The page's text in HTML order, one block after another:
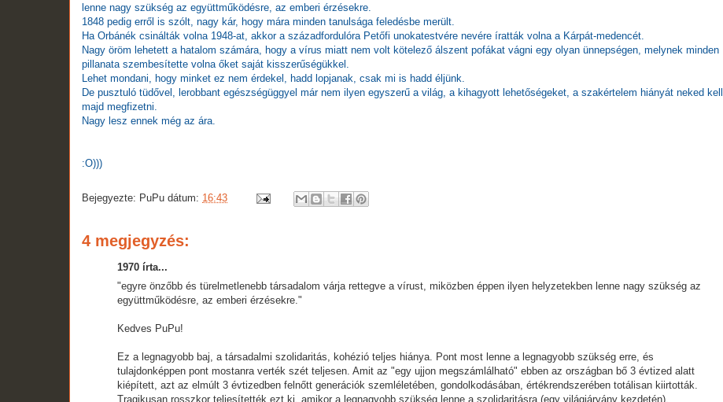
lenne nagy szükség az együttműködésre, az emberi érzésekre.
1848 pedig erről is szólt, nagy kár, hogy mára minden tanulsága feledésbe merült.
Ha Orbánék csinálták volna 1948-at, akkor a századfordulóra Petőfi unokatestvére nevére íratták volna a Kárpát-medencét.
Nagy öröm lehetett a hatalom számára, hogy a vírus miatt nem volt kötelező álszent pofákat vágni egy olyan ünnepségen, melynek minden
pillanata szembesítette volna őket saját kisszerűségükkel.
Lehet mondani, hogy minket ez nem érdekel, hadd lopjanak, csak mi is hadd éljünk.
De pusztuló tüdővel, lerobbant egészségüggyel már nem ilyen egyszerű a világ, a kihagyott lehetőségeket, a szakértelem hiányát neked kell
majd megfizetni.
Nagy lesz ennek még az ára.
:O)))
Bejegyezte: PuPu dátum: 16:43
4 megjegyzés:
1970 írta...
"egyre önzőbb és türelmetlenebb társadalom várja rettegve a vírust, miközben éppen ilyen helyzetekben lenne nagy szükség az
együttműködésre, az emberi érzésekre."
Kedves PuPu!
Ez a legnagyobb baj, a társadalmi szolidaritás, kohézió teljes hiánya. Pont most lenne a legnagyobb szükség erre, és
tulajdonképpen pont mostanra verték szét teljesen. Amit az "egy ujjon megszámlálható" ebben az országban bő 3 évtized alatt
kiépített, azt az elmúlt 3 évtizedben felnőtt generációk szemléletében, gondolkodásában, értékrendszerében totálisan kiirtották.
Tragikusan rosszkor teljesítették ezt ki, amikor a legnagyobb szükség lenne a szolidaritásra (egy világjárvány kezdetén).